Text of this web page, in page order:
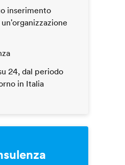
inserimento
24, dal periodo
in Italia